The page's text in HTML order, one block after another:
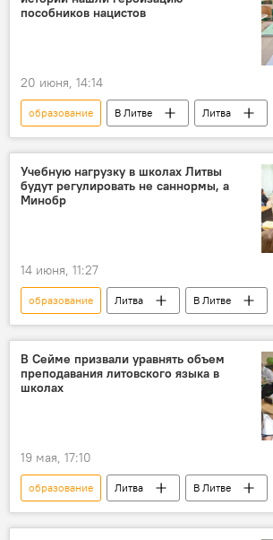
Общество
СССР
нацизм
пособников нацистов
20 июня, 14:14
образование В Литве
Литва
школы
учебник
Общество
Великая Отечественная война
нацизм
школа
СССР
Учебную нагрузку в школах Литвы
будут регулировать не саннормы, а
Минобр
14 июня, 11:27
образование Литва
В Литве
Сейм Литвы
школьное образование
Министерство образования
школьники
В Сейме призвали уравнять объем
преподавания литовского языка в
школах
19 мая, 17:10
образование Литва
В Литве
школьное образование